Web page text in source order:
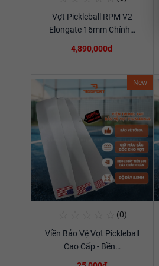
Vợt Pickleball RPM V2
Elongate 16mm Chính…
4,890,000đ
New
Xem chi tiết
(0)
Viền Bảo Vệ Vợt Pickleball
Cao Cấp - Bền…